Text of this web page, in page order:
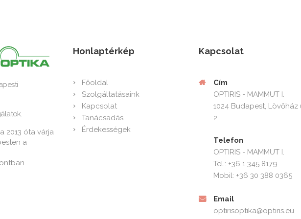
2013 óta várja
a
Honlaptérkép
Főoldal
Szolgáltatásaink
Kapcsolat
Tanácsadás
Érdekességek
Kapcsolat
Cím
OPTIRIS - MAMMUT I.
1024 Budapest, Lövőház
2.
Telefon
OPTIRIS - MAMMUT I.
Tel.: +36 1 345 8179
Mobil: +36 30 388 0365
Email
optirisoptika@optiris.eu